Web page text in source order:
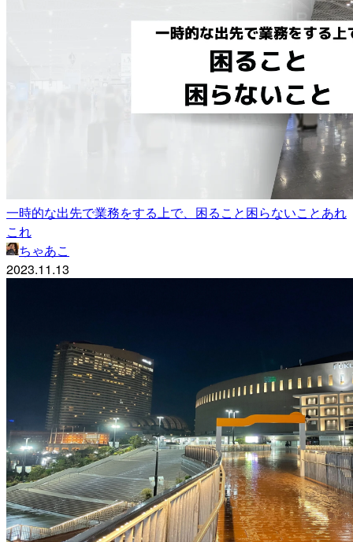
一時的な出先で業務をする上で、困ること困らないことあれ
これ
ちゃあこ
2023.11.13